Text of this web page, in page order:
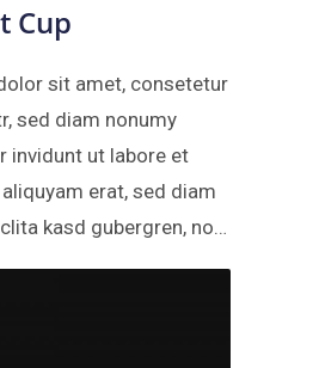
Cup
sit amet, consetetur
sed diam nonumy
invidunt ut labore et
erat, sed diam
kasd gubergren, no…